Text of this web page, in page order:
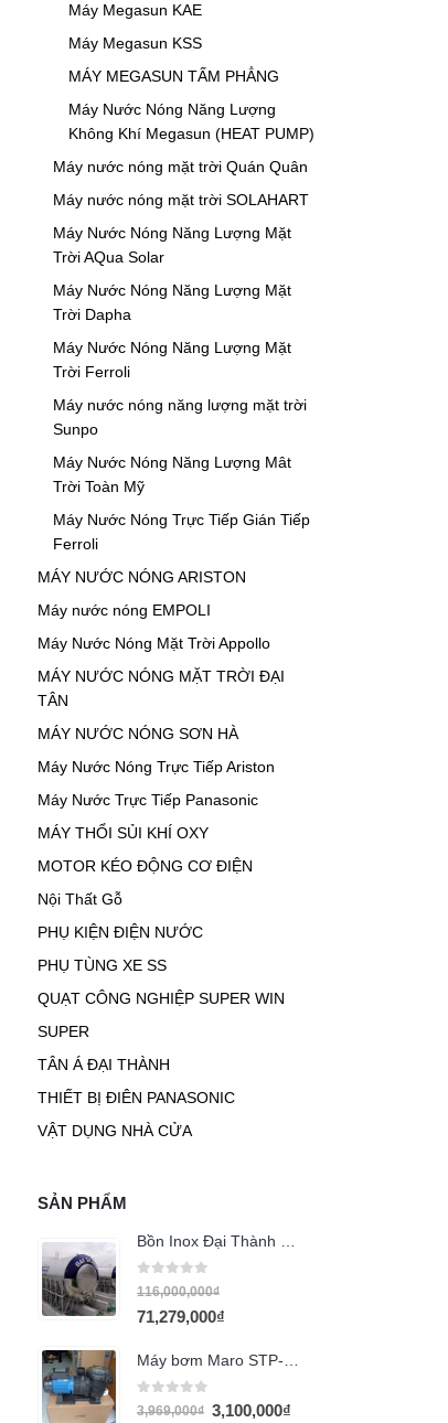
Máy Megasun KAE
Máy Megasun KSS
MÁY MEGASUN TẤM PHẲNG
Máy Nước Nóng Năng Lượng
Không Khí Megasun (HEAT PUMP)
Máy nước nóng mặt trời Quán Quân
Máy nước nóng mặt trời SOLAHART
Máy Nước Nóng Năng Lượng Mặt
Trời AQua Solar
Máy Nước Nóng Năng Lượng Mặt
Trời Dapha
Máy Nước Nóng Năng Lượng Mặt
Trời Ferroli
Máy nước nóng năng lượng mặt trời
Sunpo
Máy Nước Nóng Năng Lượng Mât
Trời Toàn Mỹ
Máy Nước Nóng Trực Tiếp Gián Tiếp
Ferroli
MÁY NƯỚC NÓNG ARISTON
Máy nước nóng EMPOLI
Máy Nước Nóng Mặt Trời Appollo
MÁY NƯỚC NÓNG MẶT TRỜI ĐẠI
TÂN
MÁY NƯỚC NÓNG SƠN HÀ
Máy Nước Nóng Trực Tiếp Ariston
Máy Nước Trực Tiếp Panasonic
MÁY THỔI SỦI KHÍ OXY
MOTOR KÉO ĐỘNG CƠ ĐIỆN
Nội Thất Gỗ
PHỤ KIỆN ĐIỆN NƯỚC
PHỤ TÙNG XE SS
QUẠT CÔNG NGHIỆP SUPER WIN
SUPER
TÂN Á ĐẠI THÀNH
THIẾT BỊ ĐIÊN PANASONIC
VẬT DỤNG NHÀ CỬA
SẢN PHẨM
0 out of 5
116,000,000₫
71,279,000₫
0 out of 5
3,969,000₫ 3,100,000₫